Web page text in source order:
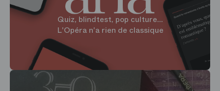
Quiz, blindtest, pop culture...
L'Opéra n'a rien de classique